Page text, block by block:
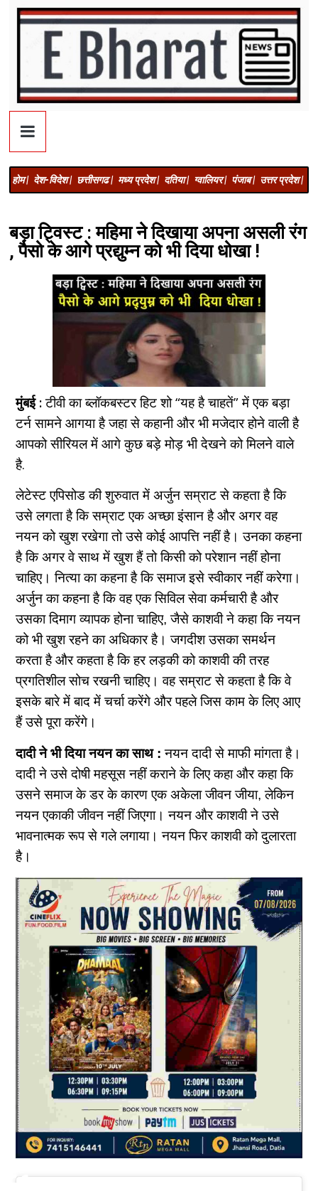
होम | देश-विदेश | छत्तीसगढ | मध्य प्रदेश | दतिया | ग्वालियर | पंजाब | उत्तर प्रदेश |
बड़ा ट्विस्ट : महिमा ने दिखाया अपना असली रंग
, पैसो के आगे प्रद्युम्न को भी दिया धोखा !
मुंबई :टीवी का ब्लॉकबस्टर हिट शो “यह है चाहतें” मेंएकबड़ा
टर्न सामने आगया है जहा से कहानी और भी मजेदार होने वाली है
आपको सीरियल में आगे कुछ बड़े मोड़ भी देखने को मिलने वाले
है.
लेटेस्ट एपिसोड की शुरुवात में अर्जुन सम्राट से कहता है कि
उसे लगता है कि सम्राट एक अच्छा इंसान है और अगर वह
नयन को खुश रखेगा तो उसे कोई आपत्ति नहीं है। उनका कहना
है कि अगर वे साथ में खुश हैं तो किसी को परेशान नहीं होना
चाहिए। नित्या का कहना है कि समाज इसे स्वीकार नहीं करेगा।
अर्जुन का कहना है कि वह एक सिविल सेवा कर्मचारी है और
उसका दिमाग व्यापक होना चाहिए, जैसे काशवी ने कहा कि नयन
को भी खुश रहने का अधिकार है। जगदीश उसका समर्थन
करता है और कहता है कि हर लड़की को काशवी की तरह
प्रगतिशील सोच रखनी चाहिए। वह सम्राट से कहता है कि वे
इसके बारे में बाद में चर्चा करेंगे और पहले जिस काम के लिए आए
हैं उसे पूरा करेंगे।
दादी ने भी दिया नयन का साथ : नयन दादी से माफी मांगता है।
दादी ने उसे दोषी महसूस नहीं कराने के लिए कहा और कहा कि
उसने समाज के डर के कारण एक अकेला जीवन जीया, लेकिन
नयन एकाकी जीवन नहीं जिएगा। नयन और काशवी ने उसे
भावनात्मक रूप से गले लगाया। नयन फिर काशवी को दुलारता
है।